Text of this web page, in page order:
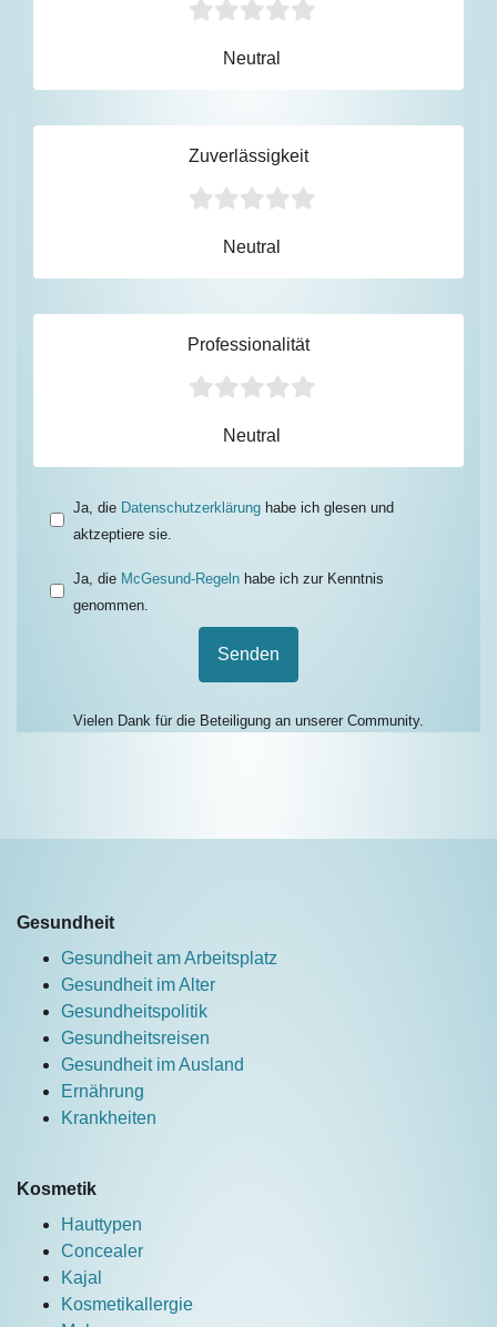
Neutral
Zuverlässigkeit
Neutral
Professionalität
Neutral
Ja, die Datenschutzerklärung habe ich glesen und
aktzeptiere sie.
Ja, die McGesund-Regeln habe ich zur Kenntnis
genommen.
Senden
Vielen Dank für die Beteiligung an unserer Community.
Gesundheit
Gesundheit am Arbeitsplatz
Gesundheit im Alter
Gesundheitspolitik
Gesundheitsreisen
Gesundheit im Ausland
Ernährung
Krankheiten
Kosmetik
Hauttypen
Concealer
Kajal
Kosmetikallergie